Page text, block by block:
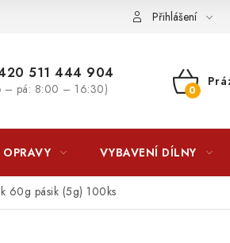
LICENCE K FOTOGRAFIÍM
Přihlášení
511 444 904
– pá: 8:00 – 16:30)
VYBAVENÍ DÍLNY
60g pásik (5g) 100ks